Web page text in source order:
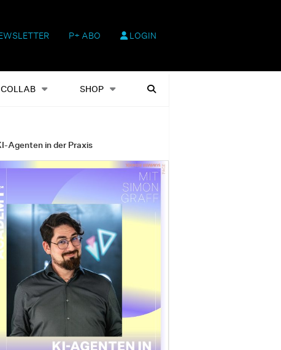
P+ ABO LOGIN
COLLAB SHOP
Shop Heftausgaben Suchen
Agenten in der Praxis